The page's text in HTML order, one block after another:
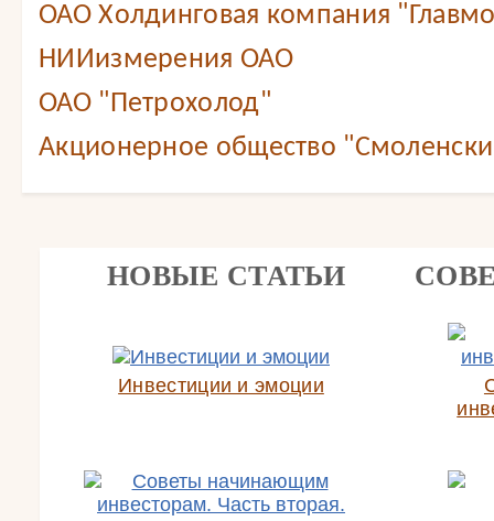
ОАО Холдинговая компания
НИИизмерения ОАО
ОАО "Петрохолод"
Акционерное общество
НОВЫЕ СТАТЬИ
Инвестиции и эмоции